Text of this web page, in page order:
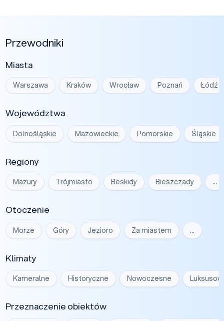
Przewodniki
Miasta
Warszawa Kraków Wrocław Poznań Łódź
Województwa
Dolnośląskie Mazowieckie Pomorskie Śląskie
Regiony
Mazury Trójmiasto Beskidy Bieszczady …
Otoczenie
Morze Góry Jezioro Za miastem …
Klimaty
Kameralne Historyczne Nowoczesne
Przeznaczenie obiektów